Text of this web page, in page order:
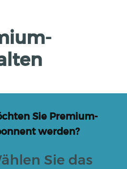
Sie Premium-
werden?
Sie das